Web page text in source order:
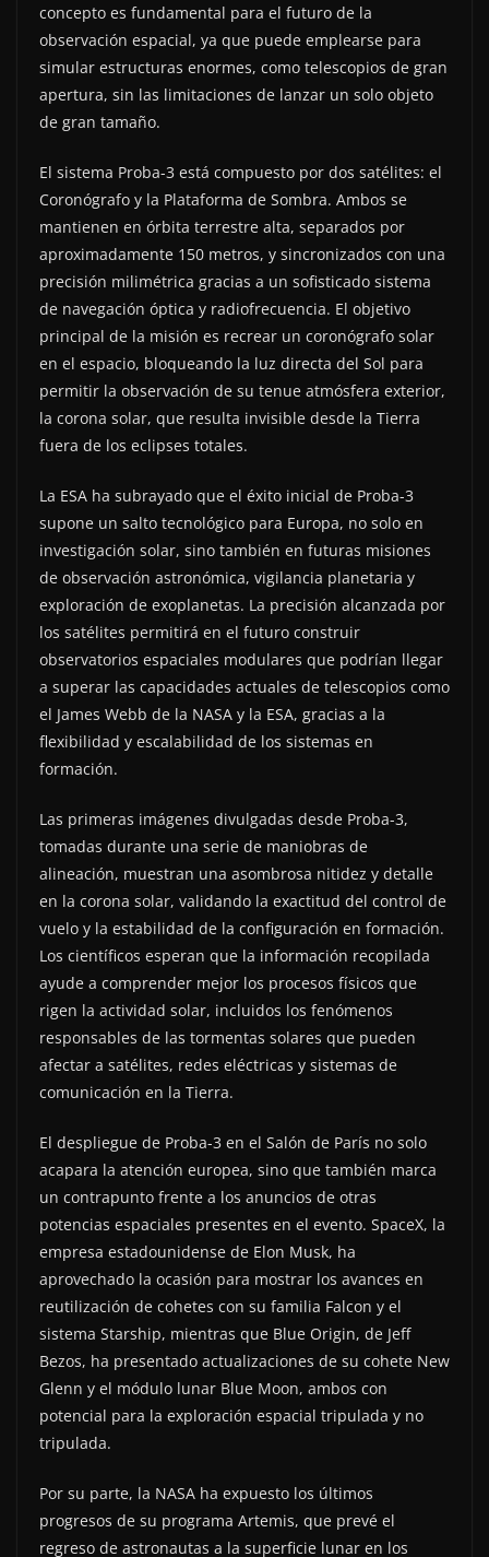
concepto es fundamental para el futuro de la
observación espacial, ya que puede emplearse para
simular estructuras enormes, como telescopios de gran
apertura, sin las limitaciones de lanzar un solo objeto
de gran tamaño.
El sistema Proba-3 está compuesto por dos satélites: el
Coronógrafo y la Plataforma de Sombra. Ambos se
mantienen en órbita terrestre alta, separados por
aproximadamente 150 metros, y sincronizados con una
precisión milimétrica gracias a un sofisticado sistema
de navegación óptica y radiofrecuencia. El objetivo
principal de la misión es recrear un coronógrafo solar
en el espacio, bloqueando la luz directa del Sol para
permitir la observación de su tenue atmósfera exterior,
la corona solar, que resulta invisible desde la Tierra
fuera de los eclipses totales.
La ESA ha subrayado que el éxito inicial de Proba-3
supone un salto tecnológico para Europa, no solo en
investigación solar, sino también en futuras misiones
de observación astronómica, vigilancia planetaria y
exploración de exoplanetas. La precisión alcanzada por
los satélites permitirá en el futuro construir
observatorios espaciales modulares que podrían llegar
a superar las capacidades actuales de telescopios como
el James Webb de la NASA y la ESA, gracias a la
flexibilidad y escalabilidad de los sistemas en
formación.
Las primeras imágenes divulgadas desde Proba-3,
tomadas durante una serie de maniobras de
alineación, muestran una asombrosa nitidez y detalle
en la corona solar, validando la exactitud del control de
vuelo y la estabilidad de la configuración en formación.
Los científicos esperan que la información recopilada
ayude a comprender mejor los procesos físicos que
rigen la actividad solar, incluidos los fenómenos
responsables de las tormentas solares que pueden
afectar a satélites, redes eléctricas y sistemas de
comunicación en la Tierra.
El despliegue de Proba-3 en el Salón de París no solo
acapara la atención europea, sino que también marca
un contrapunto frente a los anuncios de otras
potencias espaciales presentes en el evento. SpaceX, la
empresa estadounidense de Elon Musk, ha
aprovechado la ocasión para mostrar los avances en
reutilización de cohetes con su familia Falcon y el
sistema Starship, mientras que Blue Origin, de Jeff
Bezos, ha presentado actualizaciones de su cohete New
Glenn y el módulo lunar Blue Moon, ambos con
potencial para la exploración espacial tripulada y no
tripulada.
Por su parte, la NASA ha expuesto los últimos
progresos de su programa Artemis, que prevé el
regreso de astronautas a la superficie lunar en los